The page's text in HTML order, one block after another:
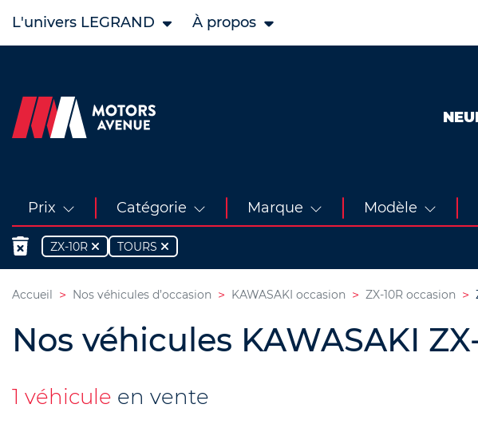
L'univers LEGRAND À propos
Prix Catégorie Marque Modèle
ZX-10R TOURS
Accueil Nos véhicules d’occasion KAWASAKI occasion ZX-10R occasion
Nos véhicules KAWASAKI
1 véhicule en vente